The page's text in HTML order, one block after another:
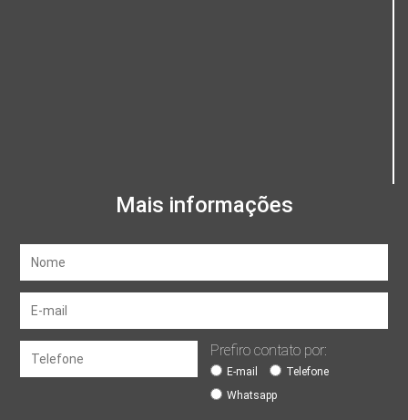
Mais informações
Prefiro contato por:
E-mail
Telefone
Whatsapp